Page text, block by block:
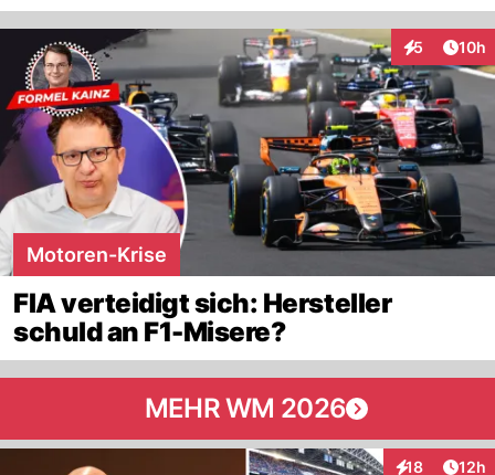
5
Interaktionen
10h
Motoren-Krise
FIA verteidigt sich: Hersteller
schuld an F1-Misere?
MEHR WM 2026
18 12h